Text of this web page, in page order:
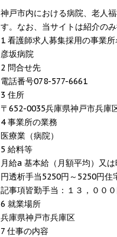
神戸市内における病院、老人
す。なお、当サイトは紹介の
1 看護師求人募集採用の事業所
彦坂病院
2 問合せ先
電話番号078-577-6661
3 住所
〒652-0035兵庫県神戸市兵庫
4 事業所の業務
医療業（病院）
5 給料等
月給a 基本給（月額平均）又
円透析手当5250円～5250円
記事項皆勤手当：１３，００
6 就業場所
兵庫県神戸市兵庫区
7 仕事の内容